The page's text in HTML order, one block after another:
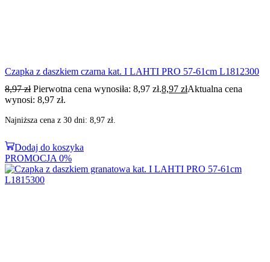
Czapka z daszkiem czarna kat. I LAHTI PRO 57-61cm L1812300
8,97zł Pierwotna cena wynosiła: 8,97 zł.8,97 złAktualna cena
wynosi: 8,97 zł.
Najniższa cena z 30 dni: 8,97 zł.
Dodaj do koszyka
PROMOCJA 0%